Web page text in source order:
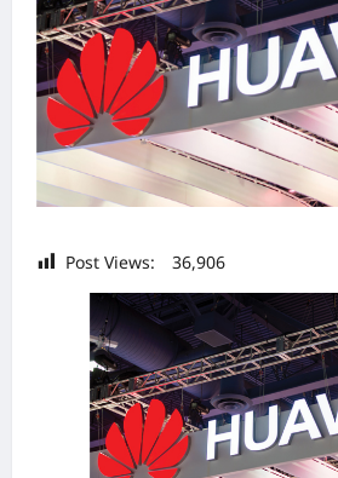
Post Views: 36,906